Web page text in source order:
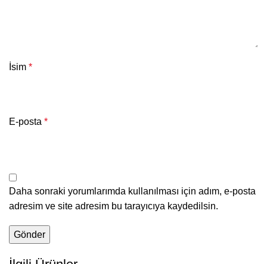
İsim *
E-posta *
Daha sonraki yorumlarımda kullanılması için adım, e-posta
adresim ve site adresim bu tarayıcıya kaydedilsin.